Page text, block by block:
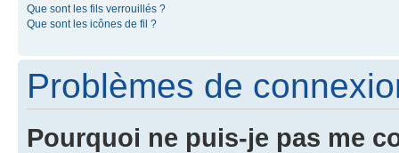
Que sont les fils verrouillés ?
Que sont les icônes de fil ?
Problèmes de
Pourquoi ne puis-je pas me